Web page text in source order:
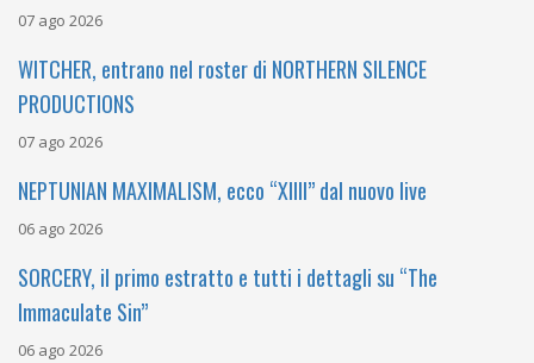
07 ago 2026
WITCHER, entrano nel roster di NORTHERN SILENCE
PRODUCTIONS
07 ago 2026
NEPTUNIAN MAXIMALISM, ecco “XIIII” dal nuovo live
06 ago 2026
SORCERY, il primo estratto e tutti i dettagli su “The
Immaculate Sin”
06 ago 2026